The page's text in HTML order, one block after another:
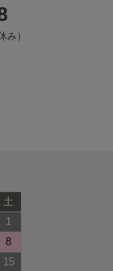
み）
土
1
8
15